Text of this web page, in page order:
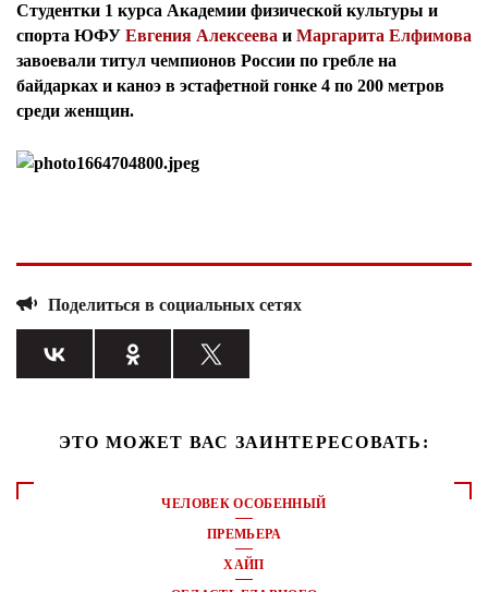
Студентки 1 курса Академии физической культуры и
спорта ЮФУ Евгения Алексеева и Маргарита Елфимова
завоевали титул чемпионов России по гребле на
байдарках и каноэ в эстафетной гонке 4 по 200 метров
среди женщин.
Поделиться в социальных сетях
ЭТО МОЖЕТ ВАС ЗАИНТЕРЕСОВАТЬ:
ЧЕЛОВЕК ОСОБЕННЫЙ
ПРЕМЬЕРА
ХАЙП